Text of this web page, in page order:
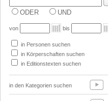
ODER UND
von bis
in Personen suchen
in Körperschaften suchen
in Editionstexten suchen
in den Kategorien suchen